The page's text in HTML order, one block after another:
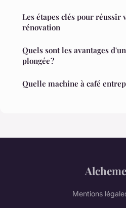
Les étapes clés pour réussir
rénovation
Quels sont les avantages
plongée ?
Quelle machine à café
Mentions